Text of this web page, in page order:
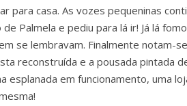
para casa. As vozes pequeninas
Palmela e pediu para lá ir! Já lá
se lembravam. Finalmente notam-
reconstruída e a pousada pintada
esplanada em funcionamento, uma